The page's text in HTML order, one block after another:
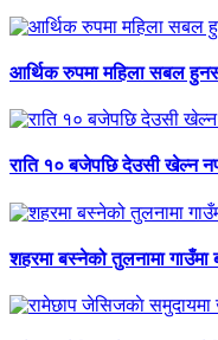
आर्थिक रुपमा महिला सबल
राति १० बजेपछि देउसी खेल्न
शहरमा बस्नेको तुलनामा